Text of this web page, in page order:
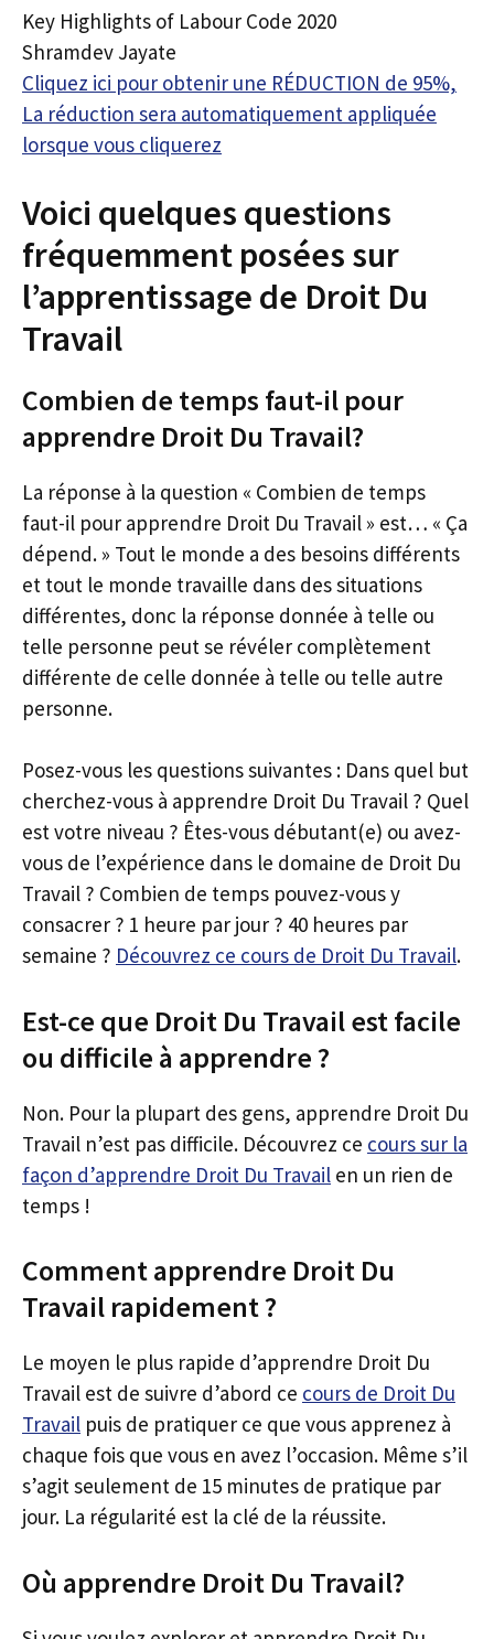
Key Highlights of Labour Code 2020
Shramdev Jayate
Cliquez ici pour obtenir une RÉDUCTION de 95%,
La réduction sera automatiquement appliquée
lorsque vous cliquerez
Voici quelques questions
fréquemment posées sur
l’apprentissage de Droit Du
Travail
Combien de temps faut-il pour
apprendre Droit Du Travail?
La réponse à la question « Combien de temps
faut-il pour apprendre Droit Du Travail » est… « Ça
dépend. » Tout le monde a des besoins différents
et tout le monde travaille dans des situations
différentes, donc la réponse donnée à telle ou
telle personne peut se révéler complètement
différente de celle donnée à telle ou telle autre
personne.
Posez-vous les questions suivantes : Dans quel but
cherchez-vous à apprendre Droit Du Travail ? Quel
est votre niveau ? Êtes-vous débutant(e) ou avez-
vous de l’expérience dans le domaine de Droit Du
Travail ? Combien de temps pouvez-vous y
consacrer ? 1 heure par jour ? 40 heures par
semaine ? Découvrez ce cours de Droit Du Travail.
Est-ce que Droit Du Travail est facile
ou difficile à apprendre ?
Non. Pour la plupart des gens, apprendre Droit Du
Travail n’est pas difficile. Découvrez ce cours sur la
façon d’apprendre Droit Du Travail en un rien de
temps !
Comment apprendre Droit Du
Travail rapidement ?
Le moyen le plus rapide d’apprendre Droit Du
Travail est de suivre d’abord ce cours de Droit Du
Travail puis de pratiquer ce que vous apprenez à
chaque fois que vous en avez l’occasion. Même s’il
s’agit seulement de 15 minutes de pratique par
jour. La régularité est la clé de la réussite.
Où apprendre Droit Du Travail?